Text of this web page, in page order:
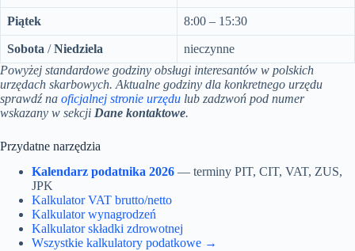
Piątek 8:00 – 15:30
Sobota /Niedziela
nieczynne
Powyżej standardowe godziny obsługi interesantów w polskich
urzędach skarbowych. Aktualne godziny dla konkretnego urzędu
sprawdź na oficjalnej stronie urzędu lub zadzwoń pod numer
wskazany w sekcji Dane kontaktowe.
Przydatne narzędzia
Kalendarz podatnika 2026 — terminy PIT, CIT, VAT, ZUS,
JPK
Kalkulator VAT brutto/netto
Kalkulator wynagrodzeń
Kalkulator składki zdrowotnej
Wszystkie kalkulatory podatkowe →